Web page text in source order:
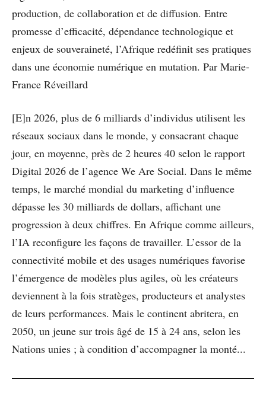
production, de collaboration et de diffusion. Entre
promesse d’efficacité, dépendance technologique et
enjeux de souveraineté, l’Afrique redéfinit ses pratiques
dans une économie numérique en mutation. Par Marie-
France Réveillard
[E]n 2026, plus de 6 milliards d’individus utilisent les
réseaux sociaux dans le monde, y consacrant chaque
jour, en moyenne, près de 2 heures 40 selon le rapport
Digital 2026 de l’agence We Are Social. Dans le même
temps, le marché mondial du marketing d’influence
dépasse les 30 milliards de dollars, affichant une
progression à deux chiffres. En Afrique comme ailleurs,
l’IA reconfigure les façons de travailler. L’essor de la
connectivité mobile et des usages numériques favorise
l’émergence de modèles plus agiles, où les créateurs
deviennent à la fois stratèges, producteurs et analystes
de leurs performances. Mais le continent abritera, en
2050, un jeune sur trois âgé de 15 à 24 ans, selon les
Nations unies ; à condition d’accompagner la monté...